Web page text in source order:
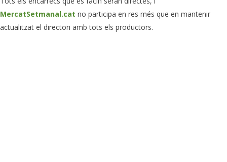
MercatSetmanal.cat no participa en res més que en mantenir
actualitzat el directori amb tots els productors.